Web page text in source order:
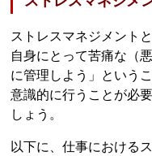
ストレスマネジメント
自身にとって苦痛な（
に管理しよう」という
意識的に行うことが必
しょう。
以下に、仕事における